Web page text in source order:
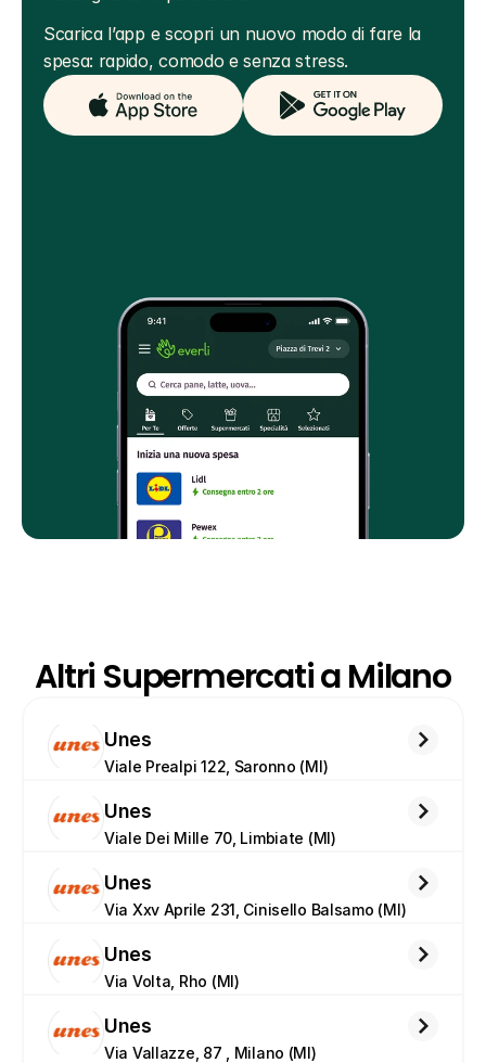
Scarica l’app e scopri un nuovo modo di fare la
spesa: rapido, comodo e senza stress.
Altri Supermercati a Milano
Unes
Viale Prealpi 122, Saronno (MI)
Unes
Viale Dei Mille 70, Limbiate (MI)
Unes
Via Xxv Aprile 231, Cinisello Balsamo (MI)
Unes
Via Volta, Rho (MI)
Unes
Via Vallazze, 87 , Milano (MI)